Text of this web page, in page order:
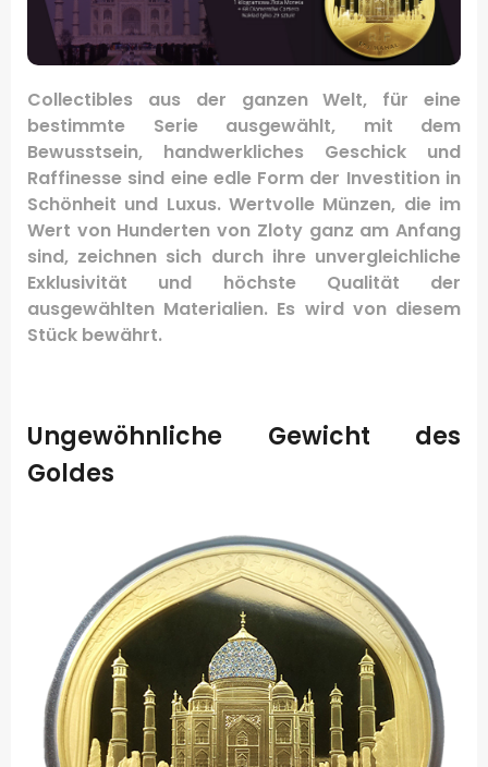
Collectibles aus der ganzen Welt, für eine
bestimmte Serie ausgewählt, mit dem
Bewusstsein, handwerkliches Geschick und
Raffinesse sind eine edle Form der Investition in
Schönheit und Luxus. Wertvolle Münzen, die im
Wert von Hunderten von Zloty ganz am Anfang
sind, zeichnen sich durch ihre unvergleichliche
Exklusivität und höchste Qualität der
ausgewählten Materialien. Es wird von diesem
Stück bewährt.
Ungewöhnliche Gewicht des
Goldes